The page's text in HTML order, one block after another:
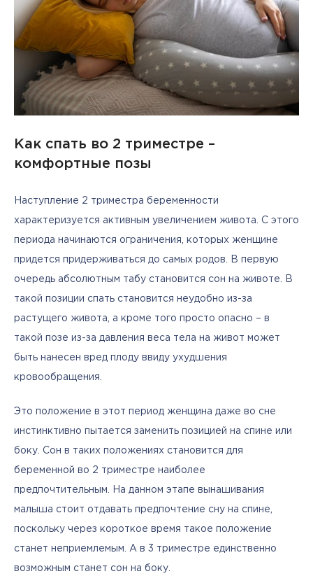
Как спать во 2 триместре –
комфортные позы
Наступление 2 триместра беременности
характеризуется активным увеличением живота. С этого
периода начинаются ограничения, которых женщине
придется придерживаться до самых родов. В первую
очередь абсолютным табу становится сон на животе. В
такой позиции спать становится неудобно из-за
растущего живота, а кроме того просто опасно – в
такой позе из-за давления веса тела на живот может
быть нанесен вред плоду ввиду ухудшения
кровообращения.
Это положение в этот период женщина даже во сне
инстинктивно пытается заменить позицией на спине или
боку. Сон в таких положениях становится для
беременной во 2 триместре наиболее
предпочтительным. На данном этапе вынашивания
малыша стоит отдавать предпочтение сну на спине,
поскольку через короткое время такое положение
станет неприемлемым. А в 3 триместре единственно
возможным станет сон на боку.